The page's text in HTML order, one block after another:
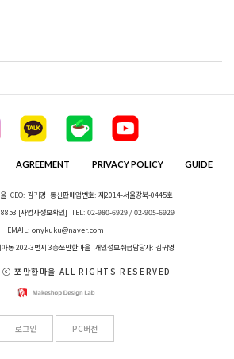
AGREEMENT PRIVACY POLICY GUIDE
CEO: 김귀영 통신판매업번호: 제2014-서울강북-0445호
[사업자정보확인] TEL: 02-980-6929 / 02-905-6929
EMAIL: onykuku@naver.com
동 202-3번지 3층쪼만한마을 개인정보취급담당자: 김귀영
쪼만한마을 ALL RIGHTS RESERVED
로그인 PC버전